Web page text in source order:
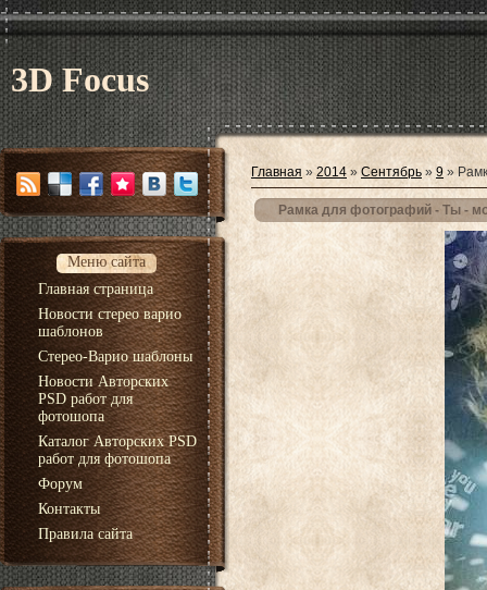
3D Focus
Меню сайта
Главная страница
Новости стерео варио
шаблонов
Стерео-Варио шаблоны
Новости Авторских
PSD работ для
фотошопа
Каталог Авторских PSD
работ для фотошопа
Форум
Контакты
Правила сайта
Главная » 2014 » Сентябрь » 9 »
Рамка для фотографий - Ты -